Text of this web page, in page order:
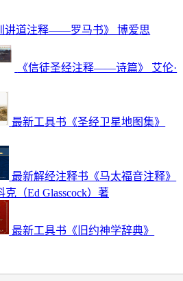
讲道注释——罗马书》 博爱思
《信徒圣经注释——诗篇》 艾伦·
最新工具书《圣经卫星地图集》
最新解经注释书《马太福音注释》
克（Ed Glasscock）著
最新工具书《旧约神学辞典》